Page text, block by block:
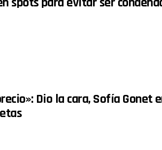
Dio la cara, Sofía